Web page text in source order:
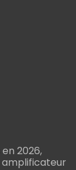
2026,